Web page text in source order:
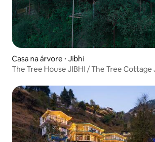
Casa na árvore ⋅ Jibhi
The Tree House JIBHI / The